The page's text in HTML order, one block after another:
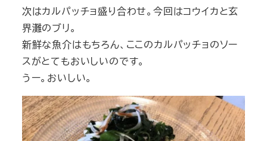
次はカルパッチョ盛り合わせ。今回はコウイカと玄
界灘のブリ。
新鮮な魚介はもちろん、ここのカルパッチョのソー
スがとてもおいしいのです。
うー。おいしい。